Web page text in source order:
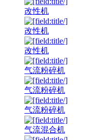
改性机
改性机
改性机
气流粉碎机
气流粉碎机
气流粉碎机
气流混合机